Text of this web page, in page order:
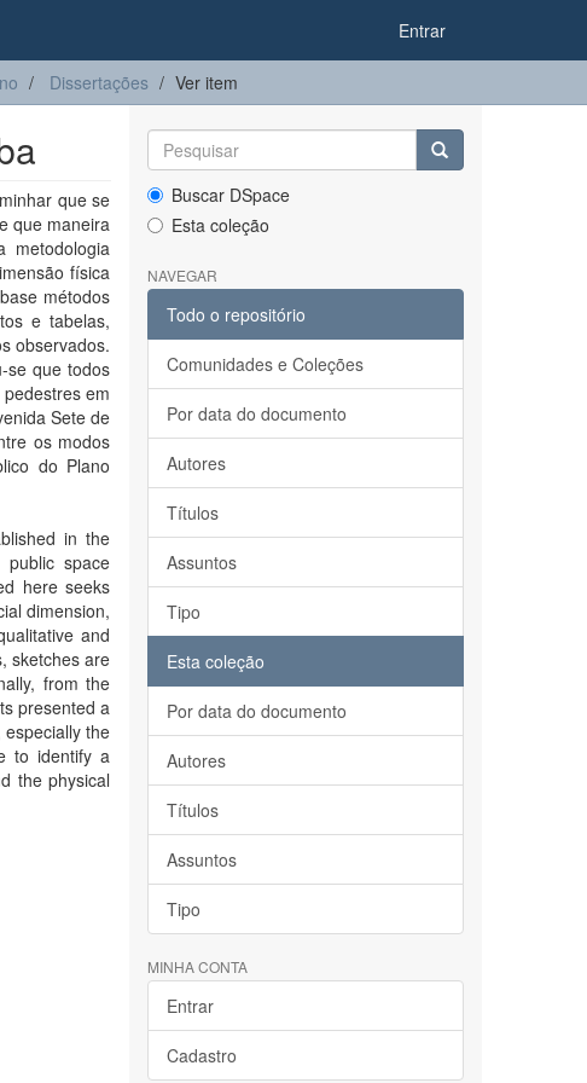
Entrar
Dissertações Ver item
que se
que maneira
metodologia
física
métodos
e tabelas,
observados.
se que todos
em
Sete de
os modos
do Plano
in the
space
here seeks
dimension,
and
sketches are
from the
presented a
the
to identify a
the physical
Buscar DSpace
Esta coleção
NAVEGAR
Todo o repositório
Comunidades e Coleções
Por data do documento
Autores
Títulos
Assuntos
Tipo
Esta coleção
Por data do documento
Autores
Títulos
Assuntos
Tipo
MINHA CONTA
Entrar
Cadastro